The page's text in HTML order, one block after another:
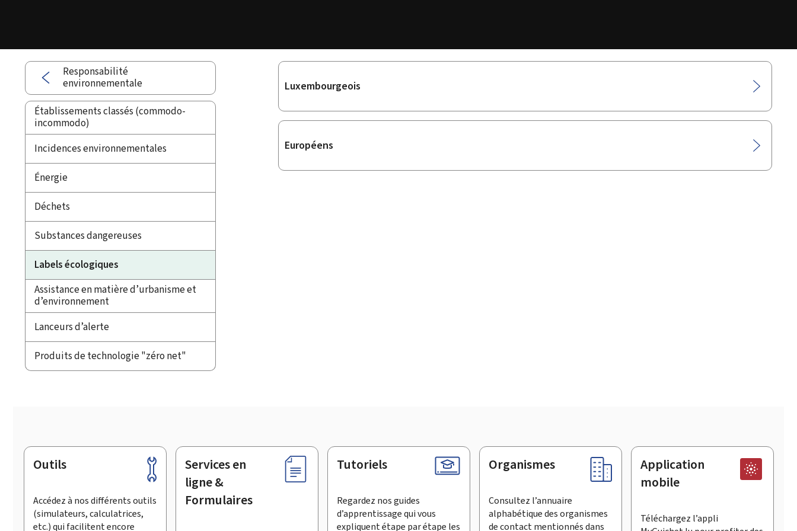
Responsabilité
environnementale
Établissements classés (commodo-
incommodo)
Incidences environnementales
Énergie
Déchets
Substances dangereuses
Labels écologiques
Assistance en matière d’urbanisme et
d’environnement
Lanceurs d’alerte
Produits de technologie "zéro net"
Sous-
Luxembourgeois
Européens
Pied
page
Outils
Accédez à nos différents outils
(simulateurs, calculatrices,
etc.) qui facilitent encore
Services en
ligne &
Formulaires
Tutoriels
Regardez nos guides
d’apprentissage qui vous
expliquent étape par étape les
Organismes
Consultez l’annuaire
alphabétique des organismes
de contact mentionnés dans
Application
mobile
Téléchargez l’appli